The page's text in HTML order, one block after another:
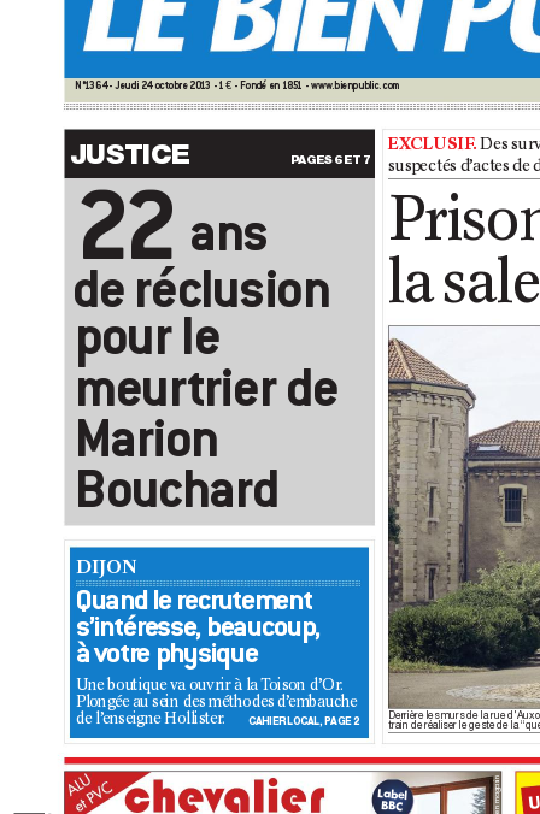
N°1364 - Jeudi 24 octobre 2013 - 1 € - Fondé en 1851 - www.bienpublic.com
Label
BBC
DIJON
Quandlerecrutement
s’intéresse, beaucoup,
àvotre physique
Une boutique va ouvrir à la Toison d’Or.
Plongée au sein des méthodes d’embauche
de l’enseigne Hollister. CAHIER LOCAL, PAGE 2
EXCLUSIF. Des
suspectés d’actes de
Priso
lasale
Derrière les murs de la rue
train de réaliser le geste de la
JUSTICE PAGES 6 ET 7
22 ans
pour le
meurtrier de
Marion
Bouchard
de réclusion